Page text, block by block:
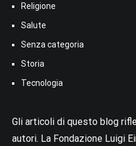
Religione
Salute
Senza categoria
Storia
Tecnologia
Gli articoli di questo blog
autori. La Fondazione Luigi